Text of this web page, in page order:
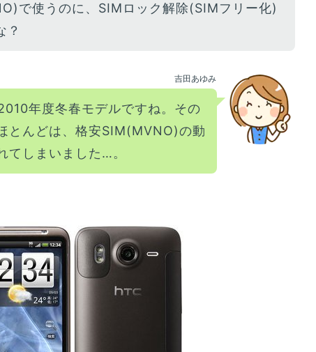
で使うのに、SIMロック解除(SIMフリー化)
？
吉田あゆみ
年度冬春モデルですね。その
とんどは、格安SIM(MVNO)の動
てしまいました…。